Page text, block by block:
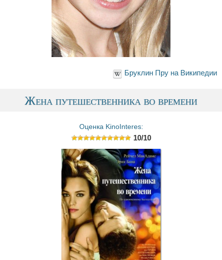
Бруклин Пру на Википедии
Жена путешественника во времени
Оценка KinoInteres:
10/10